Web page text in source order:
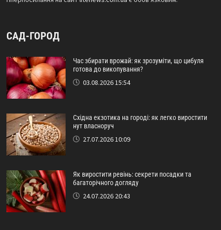
САД-ГОРОД
Час збирати врожай: як зрозуміти, що цибуля
готова до викопування?
03.08.2026 15:54
Східна екзотика на городі: як легко виростити
нут власноруч
27.07.2026 10:09
Як виростити ревінь: секрети посадки та
багаторічного догляду
24.07.2026 20:43